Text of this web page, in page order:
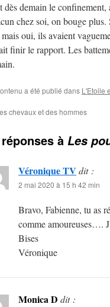
dès demain le
chez soi, on bouge
oui, ils avaient
finir le rapport. Les
a été publié dans L'Etoile
chevaux et des hommes
à Les
Véronique TVdit :
2 mai 2020 à 15 h 42 min
Bravo, Fabienne, tu as
comme amoureuses….
Bises
Véronique
Monica D dit :